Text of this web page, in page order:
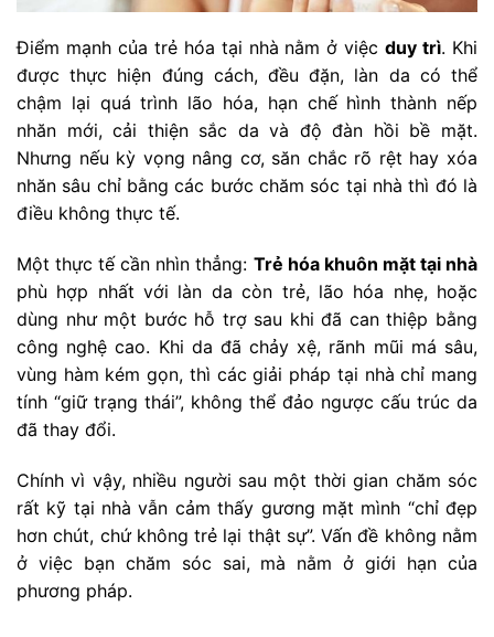
Điểm mạnh của trẻ hóa tại nhà nằm ở việcduy trì. Khi
được thực hiện đúng cách, đều đặn, làn da có thể
chậm lại quá trình lão hóa, hạn chế hình thành nếp
nhăn mới, cải thiện sắc da và độ đàn hồi bề mặt.
Nhưng nếu kỳ vọng nâng cơ, săn chắc rõ rệt hay xóa
nhăn sâu chỉ bằng các bước chăm sóc tại nhà thì đó là
điều không thực tế.
Một thực tế cần nhìn thẳng: Trẻ hóa khuôn mặt tại nhà
phù hợp nhất với làn da còn trẻ, lão hóa nhẹ, hoặc
dùng như một bước hỗ trợ sau khi đã can thiệp bằng
công nghệ cao. Khi da đã chảy xệ, rãnh mũi má sâu,
vùng hàm kém gọn, thì các giải pháp tại nhà chỉ mang
tính “giữ trạng thái”, không thể đảo ngược cấu trúc da
đã thay đổi.
Chính vì vậy, nhiều người sau một thời gian chăm sóc
rất kỹ tại nhà vẫn cảm thấy gương mặt mình “chỉ đẹp
hơn chút, chứ không trẻ lại thật sự”. Vấn đề không nằm
ở việc bạn chăm sóc sai, mà nằm ở giới hạn của
phương pháp.